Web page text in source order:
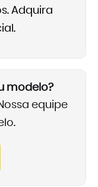
Adquira
modelo?
equipe